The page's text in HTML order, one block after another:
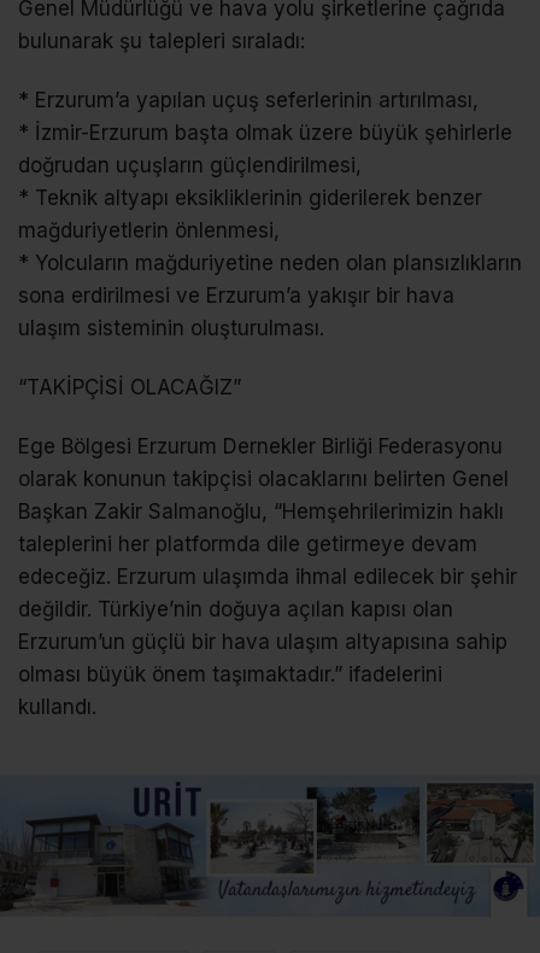
Genel Müdürlüğü ve hava yolu şirketlerine çağrıda
bulunarak şu talepleri sıraladı:
* Erzurum’a yapılan uçuş seferlerinin artırılması,
* İzmir-Erzurum başta olmak üzere büyük şehirlerle
doğrudan uçuşların güçlendirilmesi,
* Teknik altyapı eksikliklerinin giderilerek benzer
mağduriyetlerin önlenmesi,
* Yolcuların mağduriyetine neden olan plansızlıkların
sona erdirilmesi ve Erzurum’a yakışır bir hava
ulaşım sisteminin oluşturulması.
“TAKİPÇİSİ OLACAĞIZ”
Ege Bölgesi Erzurum Dernekler Birliği Federasyonu
olarak konunun takipçisi olacaklarını belirten Genel
Başkan Zakir Salmanoğlu, “Hemşehrilerimizin haklı
taleplerini her platformda dile getirmeye devam
edeceğiz. Erzurum ulaşımda ihmal edilecek bir şehir
değildir. Türkiye’nin doğuya açılan kapısı olan
Erzurum’un güçlü bir hava ulaşım altyapısına sahip
olması büyük önem taşımaktadır.” ifadelerini
kullandı.